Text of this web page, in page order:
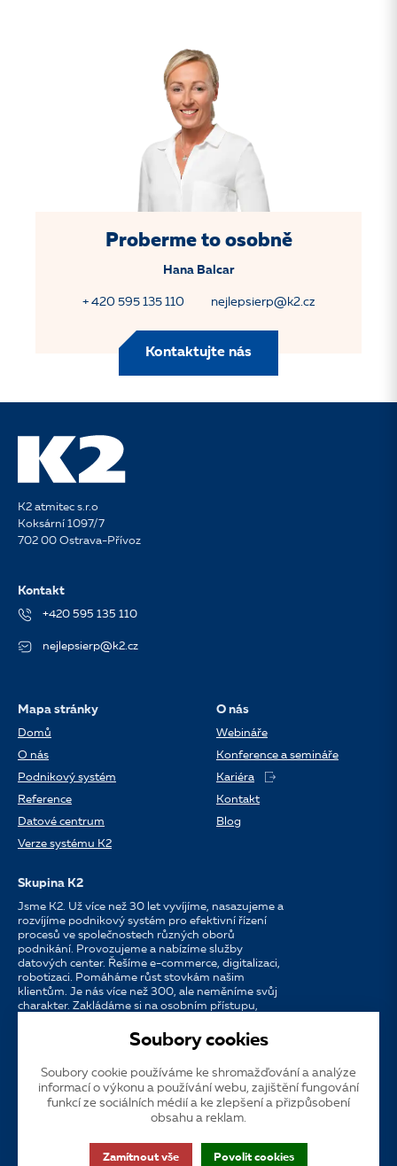
Proberme to osobně
Hana Balcar
+ 420 595 135 110 nejlepsierp@k2.cz
Kontaktujte nás
K2 atmitec s.r.o
Koksární 1097/7
702 00 Ostrava-Přívoz
Kontakt
+420 595 135 110
nejlepsierp@k2.cz
Mapa stránky
Domů
O nás
Podnikový systém
Reference
Datové centrum
Verze systému K2
O nás
Webináře
Konference a semináře
Kariéra
Kontakt
Blog
Skupina K2
Jsme K2. Už více než 30 let vyvíjíme, nasazujeme a
rozvíjíme podnikový systém pro efektivní řízení
procesů ve společnostech různých oborů
podnikání. Provozujeme a nabízíme služby
datových center. Řešíme e-commerce, digitalizaci,
robotizaci. Pomáháme růst stovkám našim
klientům. Je nás více než 300, ale neměníme svůj
charakter. Zakládáme si na osobním přístupu,
Jazyk CS EN SK
Dotační publicita
Zákaznická podpora VOS
Soubory cookies
Soubory cookie používáme ke shromažďování a analýze
informací o výkonu a používání webu, zajištění fungování
funkcí ze sociálních médií a ke zlepšení a přizpůsobení
obsahu a reklam.
Zamítnout vše Povolit cookies